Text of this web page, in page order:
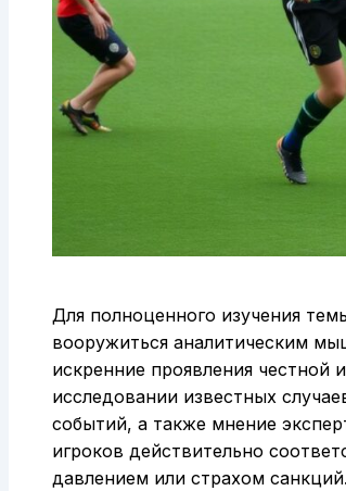
Для полноценного изучения
вооружиться аналитическим
искренние проявления
исследовании известных
событий, а также мнение
игроков действительно
давлением или страхом санкций.